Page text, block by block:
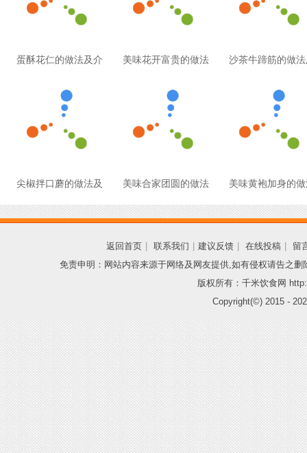
蛋酥花仁的做法及介 美味花开富贵的做法 沙茶牛蹄筋的做
尖椒拌口蘑的做法及 美味合家团圆的做法 美味黄袍加身的
返回首页 联系我们 建议反馈 在线投稿
留
免责申明：网站内容来源于网络及网友提供,如有侵权请告之
版权所有：千米饮食网
Copyright(©) 2015 -